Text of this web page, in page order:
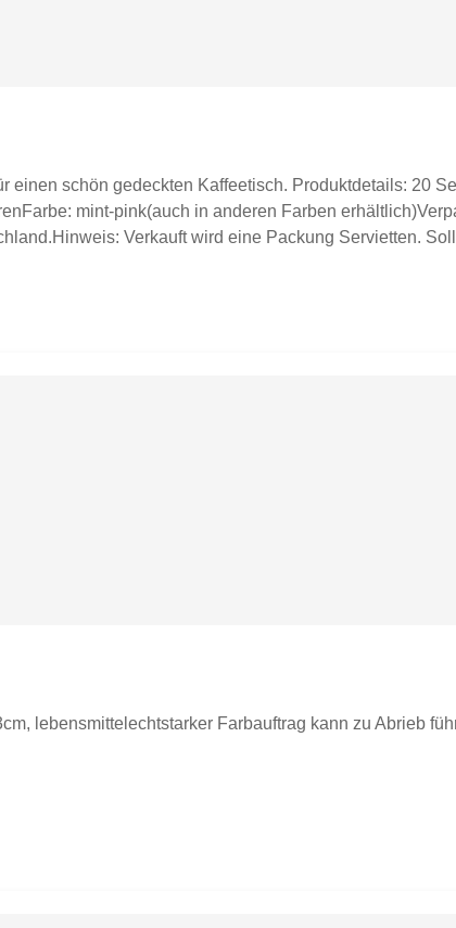
schön gedeckten Kaffeetisch. Produktdetails: 20
mint-pink(auch in anderen Farben
Verkauft wird eine Packung Servietten.
lebensmittelechtstarker Farbauftrag kann zu Abrieb